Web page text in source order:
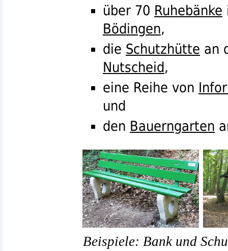
über 70 Ruhebänke
Bödingen,
die Schutzhütte an
Nutscheid,
eine Reihe von
und
den Bauerngarten
Beispiele: Bank und